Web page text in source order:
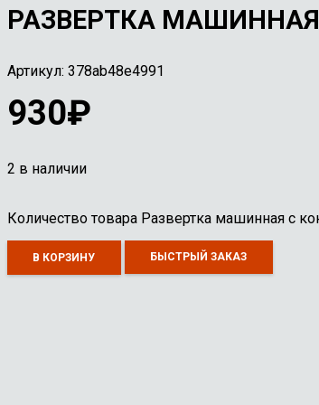
РАЗВЕРТКА
Артикул: 378ab48e4991
930₽
2 в наличии
Количество товара Развертка машинная с
В КОРЗИНУ БЫСТРЫЙ ЗАКАЗ